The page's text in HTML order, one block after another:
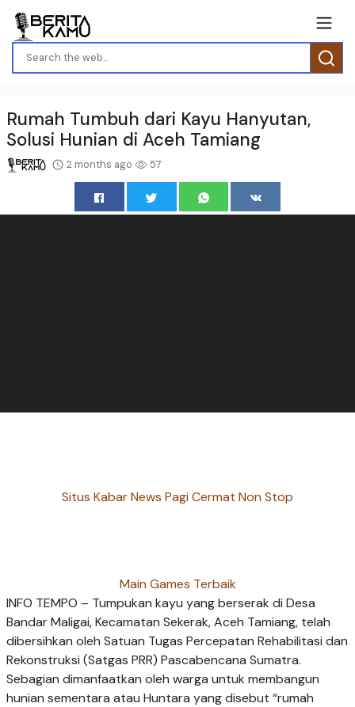
Rumah Tumbuh dari Kayu Hanyutan,
Solusi Hunian di Aceh Tamiang
2 months ago 57
Situs Kabar News Pagi Cermat Non Stop
Main Games Terbaik
INFO TEMPO – Tumpukan kayu yang berserak di Desa
Bandar Maligai, Kecamatan Sekerak, Aceh Tamiang, telah
dibersihkan oleh Satuan Tugas Percepatan Rehabilitasi dan
Rekonstruksi (Satgas PRR) Pascabencana Sumatra.
Sebagian dimanfaatkan oleh warga untuk membangun
hunian sementara atau Huntara yang disebut “rumah